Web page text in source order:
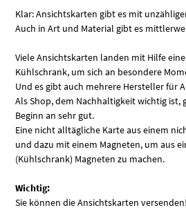
Klar: Ansichtskarten gibt es mit
Auch in Art und Material gibt es
Viele Ansichtskarten landen mit Hilfe
Kühlschrank, um sich an besondere
Und es gibt auch mehrere Hersteller für
Als Shop, dem Nachhaltigkeit wichtig ist,
Beginn an sehr gut.
Eine nicht alltägliche Karte aus einem
und dazu mit einem Magneten, um aus
(Kühlschrank) Magneten zu machen.
Wichtig:
Sie können die Ansichtskarten